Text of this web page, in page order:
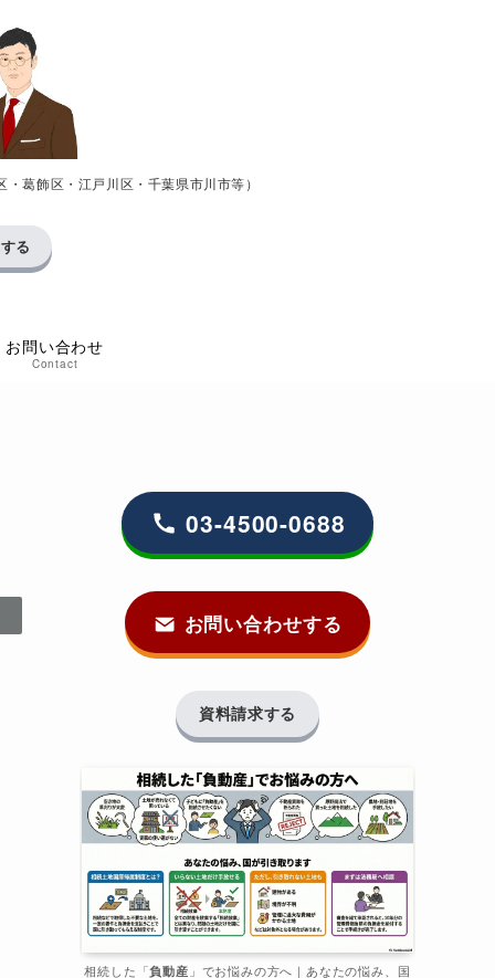
葛飾区・江戸川区・千葉県市川市等）
お問い合わせ
Contact
る
03-4500-0688
お問い合わせする
資料請求する
相続した「負動産 」でお悩みの方へ｜あなたの悩み、国